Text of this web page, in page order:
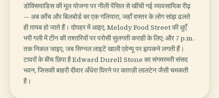
डोक्सियाडिस की मूल योजना पर नीली पेंसिल से खींची गई व्यावसायिक रीढ़
— अब काँच और बिलबोर्ड का एक गलियारा, जहाँ दफ्तर के लोग सांझ ढलते
ही ग़ायब हो जाते हैं। दोपहर में आइए, Melody Food Street की धुएँ
भरी गली में टीन की तश्तरियों पर परोसी सुलगती कराही के लिए; और 7 p.m.
तक निकल जाइए, जब सिग्नल लाइटें खाली एवेन्यू पर झपकने लगती हैं।
टावरों के बीच छिपा है Edward Durell Stone का संगमरमरी संसद
भवन, जिसकी बाहरी दीवार अँधेरा घिरने पर काग़ज़ी लालटेन जैसी चमकती
है।